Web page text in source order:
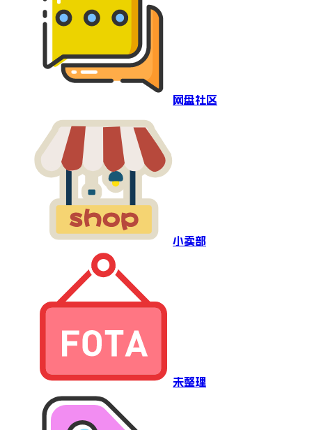
网盘社区
小卖部
未整理